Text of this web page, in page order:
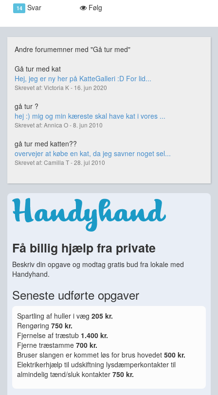
14 Svar Følg
Andre forumemner med "Gå tur med"
Gå tur med kat
Hej, jeg er ny her på KatteGalleri :D For lid...
Skrevet af: Victoria K - 16. jun 2020
gå tur ?
hej :) mig og min kæreste skal have kat i vores ...
Skrevet af: Annica O - 8. jun 2010
gå tur med katten??
overvejer at købe en kat, da jeg savner noget sel...
Skrevet af: Camilla T - 28. jul 2010
Få billig hjælp fra private
Beskriv din opgave og modtag gratis bud fra lokale med
Handyhand.
Seneste udførte opgaver
Spartling af huller i væg 205 kr.
Rengøring 750 kr.
Fjernelse af træstub 1.400 kr.
Fjerne træstamme 700 kr.
Bruser slangen er kommet løs for brus hovedet 500 kr.
Elektrikerhjælp til udskiftning lysdæmperkontakter til
almindelig tænd/sluk kontakter 750 kr.